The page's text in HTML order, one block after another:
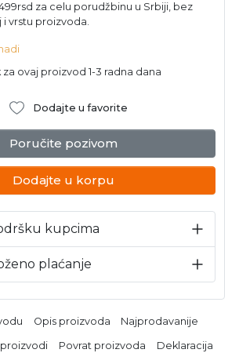
za celu porudžbinu u Srbiji, bez
i vrstu proizvoda.
ovaj proizvod 1-3 radna dana
Dodajte u favorite
Poručite pozivom
Dodajte u korpu
kupcima
plaćanje
Opis proizvoda Najprodavanije
proizvodi Povrat proizvoda Deklaracija